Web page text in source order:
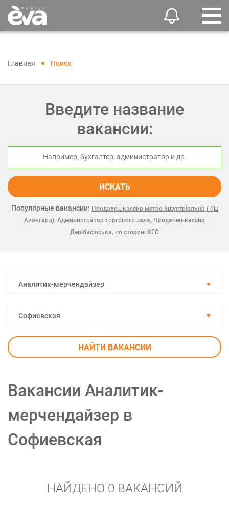
Главная Поиск
Введите название
вакансии:
ИСКАТЬ
Популярные вакансии: Продавец-кассир метро Індустріальна ( ТЦ
Авангард), Администратор торгового зала, Продавец-кассир
Дерібасівська, по стороні KFC
Аналитик-мерчендайзер
Софиевская
НАЙТИ ВАКАНСИИ
Вакансии Аналитик-
мерчендайзер в
Софиевская
НАЙДЕНО 0 ВАКАНСИЙ